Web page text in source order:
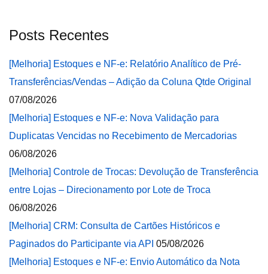
Posts Recentes
[Melhoria] Estoques e NF-e: Relatório Analítico de Pré-
Transferências/Vendas – Adição da Coluna Qtde Original
07/08/2026
[Melhoria] Estoques e NF-e: Nova Validação para
Duplicatas Vencidas no Recebimento de Mercadorias
06/08/2026
[Melhoria] Controle de Trocas: Devolução de Transferência
entre Lojas – Direcionamento por Lote de Troca
06/08/2026
[Melhoria] CRM: Consulta de Cartões Históricos e
Paginados do Participante via API 05/08/2026
[Melhoria] Estoques e NF-e: Envio Automático da Nota